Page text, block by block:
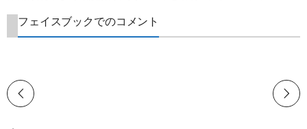
フェイスブックでのコメント